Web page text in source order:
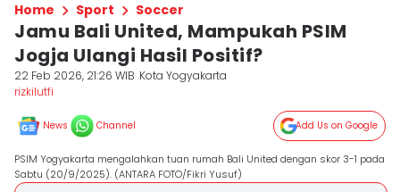
Home Sport Soccer
Jamu Bali United, Mampukah PSIM
Jogja Ulangi Hasil Positif?
22 Feb 2026, 21:26 WIB Kota Yogyakarta
rizkilutfi
News Channel Add Us on Google
PSIM Yogyakarta mengalahkan tuan rumah Bali United dengan skor 3-1 pada
Sabtu (20/9/2025). (ANTARA FOTO/Fikri Yusuf)